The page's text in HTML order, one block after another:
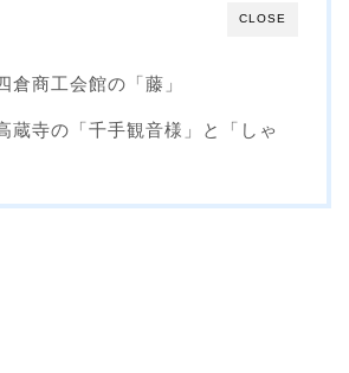
CLOSE
倉商工会館の「藤」
蔵寺の「千手観音様」と「しゃ